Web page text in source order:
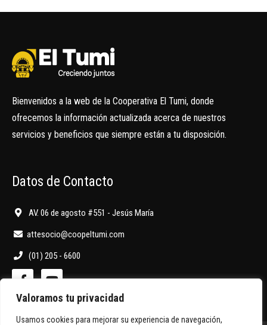
Valoramos tu privacidad
Usamos cookies para mejorar su experiencia de navegación,
Bienvenidos a la web de la Cooperativa El Tumi, donde
ofrecemos la información actualizada acerca de nuestros
servicios y beneficios que siempre están a tu disposición.
Datos de Contacto
AV. 06 de agosto #551 - Jesús María
attesocio@coopeltumi.com
(01) 205 - 6600